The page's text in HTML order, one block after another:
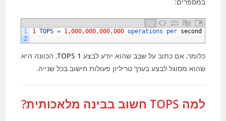
1
2
1 TOPS = 1,000,000,000,000 operations per second
כלומר, אם כתוב על שבב שהוא יודע לבצע 1 TOPS
, הכוונה היא
שהוא מסוגל לבצע בערך טריליון פעולות חישוב בכל שנייה.
למה TOPS חשוב בבינה מלאכותית?